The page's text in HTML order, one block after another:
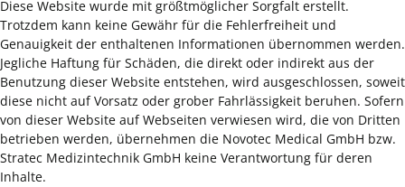
Diese Website wurde mit größtmöglicher Sorgfalt erstellt.
Trotzdem kann keine Gewähr für die Fehlerfreiheit und
Genauigkeit der enthaltenen Informationen übernommen werden.
Jegliche Haftung für Schäden, die direkt oder indirekt aus der
Benutzung dieser Website entstehen, wird ausgeschlossen, soweit
diese nicht auf Vorsatz oder grober Fahrlässigkeit beruhen. Sofern
von dieser Website auf Webseiten verwiesen wird, die von Dritten
betrieben werden, übernehmen die Novotec Medical GmbH bzw.
Stratec Medizintechnik GmbH keine Verantwortung für deren
Inhalte.